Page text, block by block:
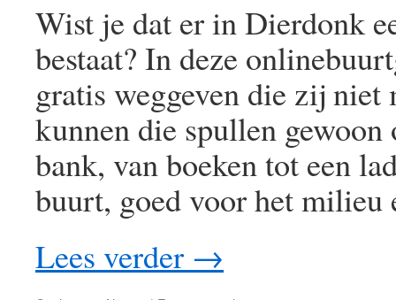
Wist je dat er in Dierdonk
bestaat? In deze
gratis weggeven die zij niet
kunnen die spullen
bank, van boeken tot een
buurt, goed voor het milieu
Lees verder →